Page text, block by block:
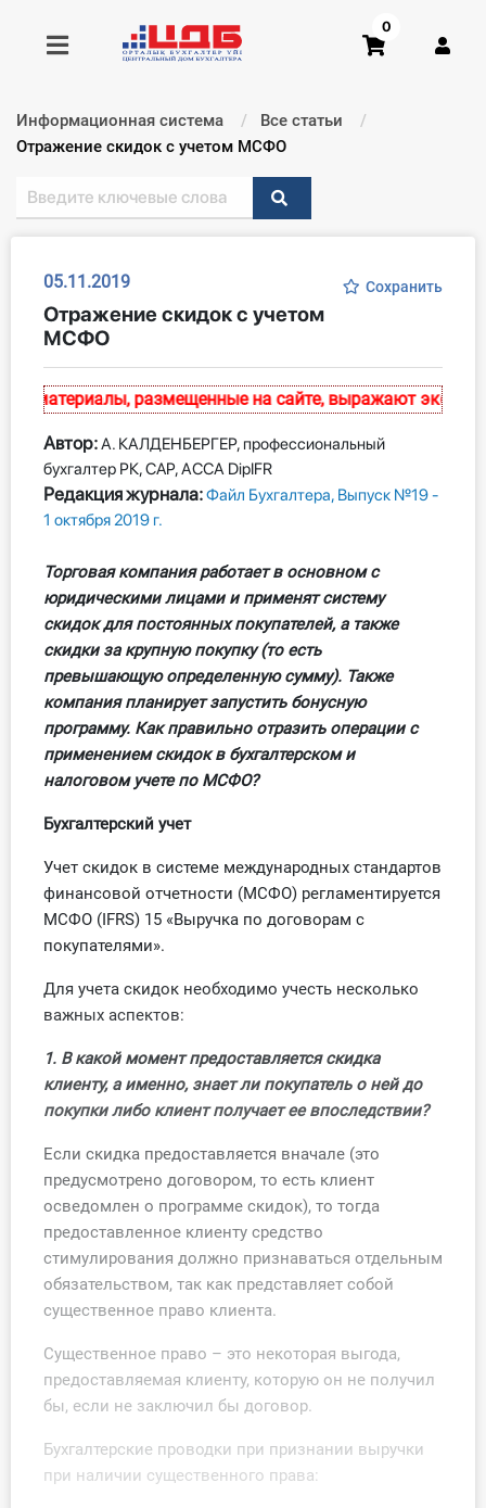
Получить консультацию
Купить доступ
Формы
Консультации
Правовая база
Библиотека бухгалтера
Все статьи
Стандарты
Книги
Инструменты
Вебинары
Справочник бухгалтера
Участник ВЭД
Практика ИП
Кадры. Труд. Зарплата.
Интернет-магазин
Обучение
Тарифы
Тестирование для
бухгалтера
0
Информационная система
Все статьи
Текущий:
​​​​​​​Отражение скидок с учетом МСФО
Сохранить
05.11.2019
​​​​​​​Отражение скидок с учетом
МСФО
материалы, размещенные на сайте, выражают
Автор:А. КАЛДЕНБЕРГЕР, профессиональный
бухгалтер РК, CAP, АССА DipIFR
Редакция журнала:Файл Бухгалтера, Выпуск №19 -
1 октября 2019 г.
Торговая компания работает в основном с
юридическими лицами и применят систему
скидок для постоянных покупателей, а также
скидки за крупную покупку (то есть
превышающую определенную сумму). Также
компания планирует запустить бонусную
программу. Как правильно отразить операции с
применением скидок в бухгалтерском и
налоговом учете по МСФО?
Бухгалтерский учет
Учет скидок в системе международных стандартов
финансовой отчетности (МСФО) регламентируется
МСФО (IFRS) 15 «Выручка по договорам с
покупателями».
Для учета скидок необходимо учесть несколько
важных аспектов:
1. В какой момент предоставляется скидка
клиенту, а именно, знает ли покупатель о ней до
покупки либо клиент получает ее впоследствии?
Если скидка предоставляется вначале (это
предусмотрено договором, то есть клиент
осведомлен о программе скидок), то тогда
предоставленное клиенту средство
стимулирования должно признаваться отдельным
обязательством, так как представляет собой
существенное право клиента.
Существенное право – это некоторая выгода,
предоставляемая клиенту, которую он не получил
бы, если не заключил бы договор.
Бухгалтерские проводки при признании выручки
при наличии существенного права: